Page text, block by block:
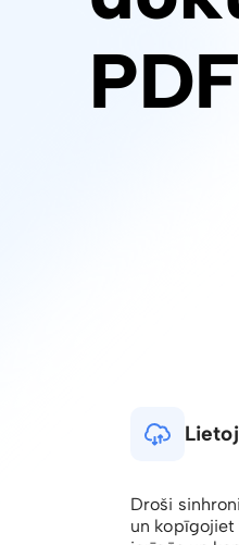
PDF
Droši
un